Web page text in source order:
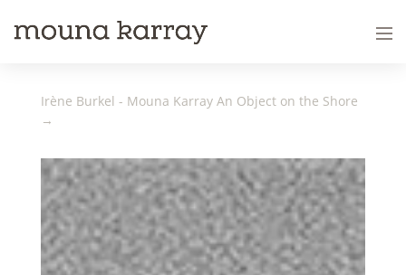
Irène Burkel - Mouna Karray An Object on the Shore
→